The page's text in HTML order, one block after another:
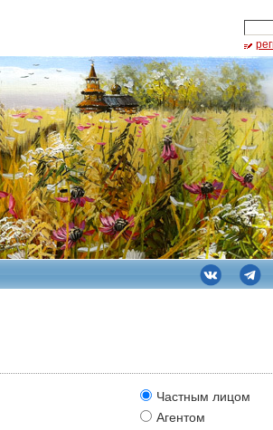
Частным лицом
Агентом